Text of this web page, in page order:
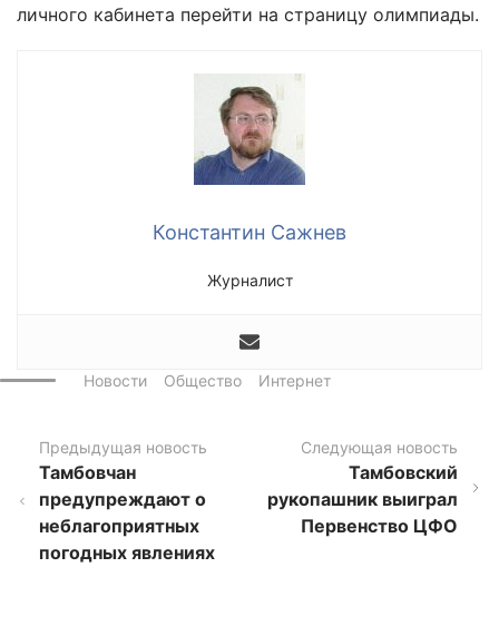
личного кабинета перейти на страницу олимпиады.
Константин Сажнев
Журналист
Новости Общество Интернет
Предыдущая новость
Тамбовчан
предупреждают о
неблагоприятных
погодных явлениях
Следующая новость
Тамбовский
рукопашник выиграл
Первенство ЦФО